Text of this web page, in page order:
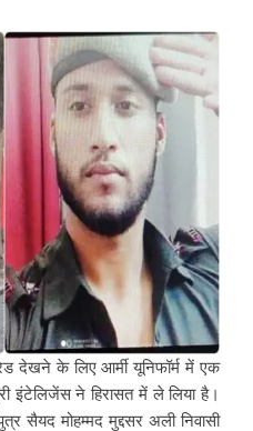
देखने के लिए आर्मी यूनिफॉर्म में एक
इंटेलिजेंस ने हिरासत में ले लिया है।
सैयद मोहम्मद मुद्दसर अली निवासी